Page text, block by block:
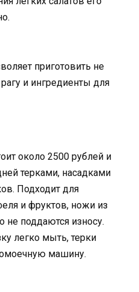
приготовить не
и ингредиенты для
около 2500 рублей и
терками, насадками
Подходит для
и фруктов, ножи из
поддаются износу.
легко мыть, терки
машину.